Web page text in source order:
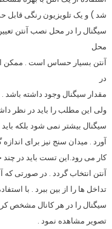
شد ) و یک تلویزیون رنگی قابل
سیگنال را در محل نصب آنتن
محل
در
مقدار سیگنال وجود داشته باشد
ولی این مطلب را باید در نظر
سیگنال بیشتر نمی شود بلکه
آورد . میدان سنج نیز برای
کار می رود.این تست باید در
آنتن انتخاب گردد . در صورتی
تداخل ها را از بین ببرد . با
سیگنال را در هر کانال مشخص
تصویر مشاهده نمود .